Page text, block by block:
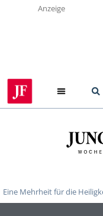
Anzeige
Eine Mehrheit für die